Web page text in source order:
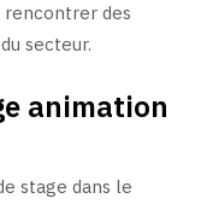
des
secteur.
animation
stage dans le